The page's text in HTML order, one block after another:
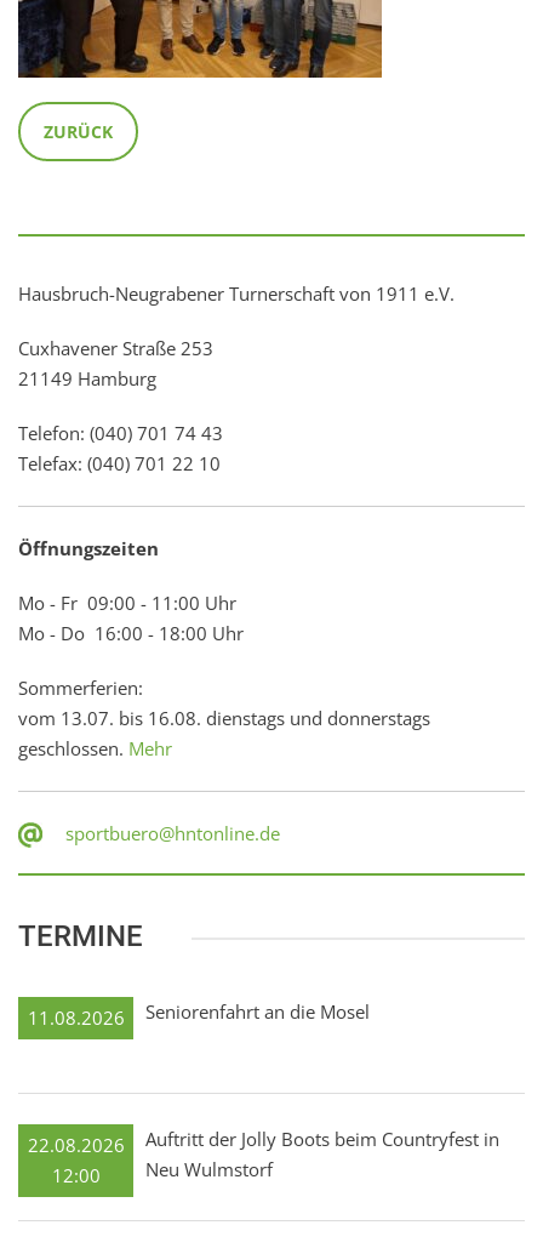
ZURÜCK
Hausbruch-Neugrabener Turnerschaft von 1911 e.V.
Cuxhavener Straße 253
21149 Hamburg
Telefon: (040) 701 74 43
Telefax: (040) 701 22 10
Öffnungszeiten
Mo - Fr 09:00 - 11:00 Uhr
Mo - Do 16:00 - 18:00 Uhr
Sommerferien:
vom 13.07. bis 16.08. dienstags und donnerstags
geschlossen. Mehr
sportbuero@hntonline.de
TERMINE
11.08.2026 Seniorenfahrt an die Mosel
22.08.2026
12:00
Auftritt der Jolly Boots beim Countryfest in
Neu Wulmstorf